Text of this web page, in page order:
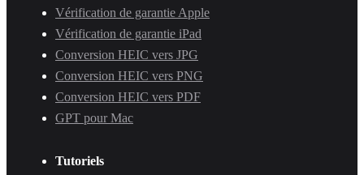
Vérification de garantie Apple
Vérification de garantie iPad
Conversion HEIC vers JPG
Conversion HEIC vers PNG
Conversion HEIC vers PDF
GPT pour Mac
Tutoriels